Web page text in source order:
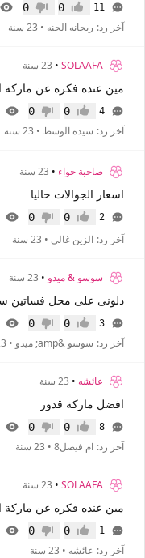
11 إعجاب0 عدم إعجاب
0
آخر رد: ريحانه الجنه • 23 سنة
SOLAAFA
• 23 سنة
4 إعجاب0 عدم إعجاب
0
آخر رد: سيدة الوسط • 23 سنة
صاحبة حواء • 23 سنة
اسعار الجوالات حاليا
2 إعجاب0 عدم إعجاب
0
آخر رد: الزين غالي • 23 سنة
سوسو & ميدو • 23 سنة
دلونى على محل فساتين
3 إعجاب0 عدم إعجاب
0
آخر رد: سوسو &amp; ميدو •
عائشه • 23 سنة
افضل ماركة قدور
8 إعجاب0 عدم إعجاب
0
آخر رد: ام فيصل8 • 23 سنة
SOLAAFA
• 23 سنة
1 إعجاب0 عدم إعجاب
0
آخر رد: عائشه • 23 سنة